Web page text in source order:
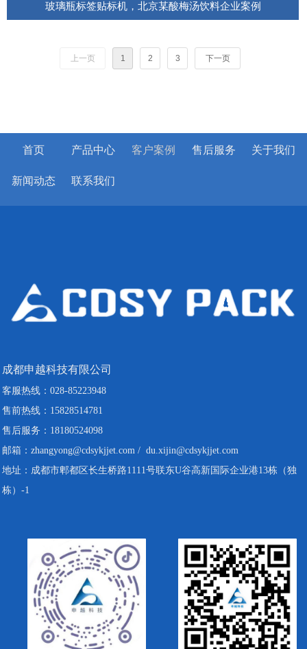
玻璃瓶标签贴标机，北京某酸梅汤饮料企业案例
上一页
1 2 3 下一页
成都申越科技有限公司
客服热线：028-85223948
售前热线：15828514781
售后服务：18180524098
邮箱：zhangyong@cdsykjjet.com / du.xijin@cdsykjjet.com
地址：成都市郫都区长生桥路1111号联东U谷高新国际企业港13栋（独
栋）-1
首页 产品中心 客户案例 售后服务 关于我们
新闻动态 联系我们